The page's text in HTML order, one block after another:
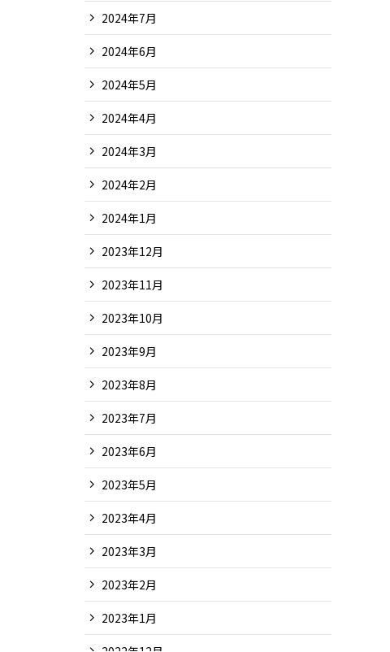
2024年7月
2024年6月
2024年5月
2024年4月
2024年3月
2024年2月
2024年1月
2023年12月
2023年11月
2023年10月
2023年9月
2023年8月
2023年7月
2023年6月
2023年5月
2023年4月
2023年3月
2023年2月
2023年1月